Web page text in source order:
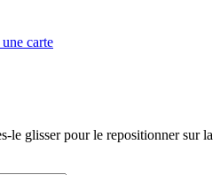
carte
le glisser pour le repositionner sur la